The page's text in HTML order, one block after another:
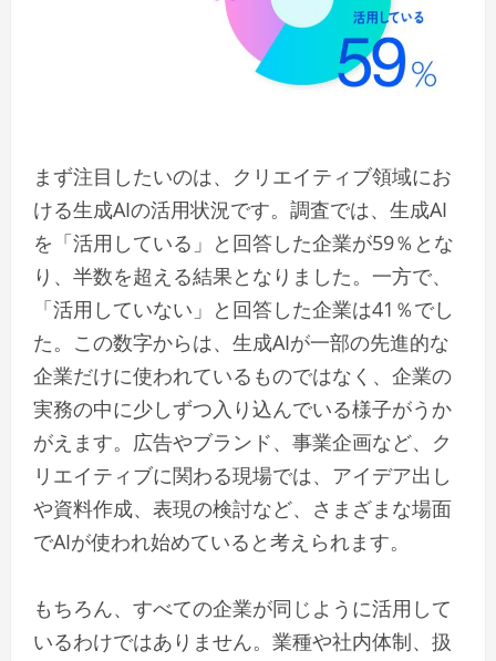
まず注目したいのは、クリエイティブ領域にお
ける生成AIの活用状況です。調査では、生成AI
を「活用している」と回答した企業が59％とな
り、半数を超える結果となりました。一方で、
「活用していない」と回答した企業は41％でし
た。この数字からは、生成AIが一部の先進的な
企業だけに使われているものではなく、企業の
実務の中に少しずつ入り込んでいる様子がうか
がえます。広告やブランド、事業企画など、ク
リエイティブに関わる現場では、アイデア出し
や資料作成、表現の検討など、さまざまな場面
でAIが使われ始めていると考えられます。
もちろん、すべての企業が同じように活用して
いるわけではありません。業種や社内体制、扱